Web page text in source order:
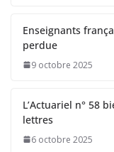
Enseignants
perdue
9 octobre 2025
L’Actuariel n° 58
lettres
6 octobre 2025